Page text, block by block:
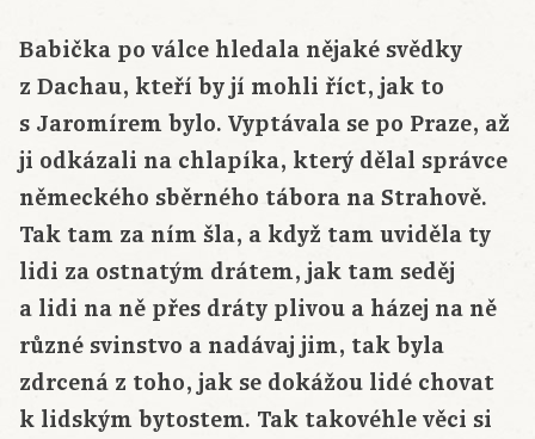
Babička po válce hledala nějaké svědky
z Dachau, kteří by jí mohli říct, jak to
s Jaromírem bylo. Vyptávala se po Praze, až
ji odkázali na chlapíka, který dělal správce
německého sběrného tábora na Strahově.
Tak tam za ním šla, a když tam uviděla ty
lidi za ostnatým drátem, jak tam seděj
a lidi na ně přes dráty plivou a házej na ně
různé svinstvo a nadávaj jim, tak byla
zdrcená z toho, jak se dokážou lidé chovat
k lidským bytostem. Tak takovéhle věci si